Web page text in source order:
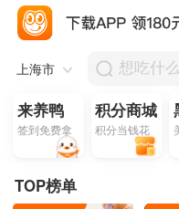
上海市 想吃什
来养鸭
签到免费拿
积分商城
积分当钱花
TOP榜单